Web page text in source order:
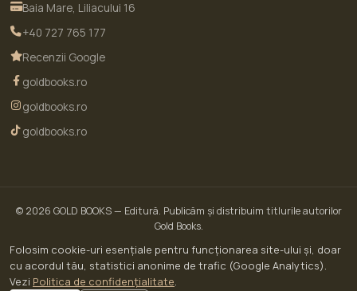
Baia Mare, Liliacului 16
+40 727 765 177
Recenzii Google
goldbooks.ro
goldbooks.ro
goldbooks.ro
© 2026 GOLD BOOKS— Editură. Publicăm și distribuim titlurile autorilor
Gold Books.
© 2026 GoldBooks · un serviciu WOW SITE EXPERT SRL · CUI RO30450643 · Str.
Liliacului nr. 16, Baia Mare, jud. Maramureș
ANPC — Soluționarea Alternativă a Litigiilor (SAL)
Folosim cookie-uri esențiale pentru funcționarea site-ului și, doar
cu acordul tău, statistici anonime de trafic (Google Analytics).
Vezi Politica de confidențialitate.